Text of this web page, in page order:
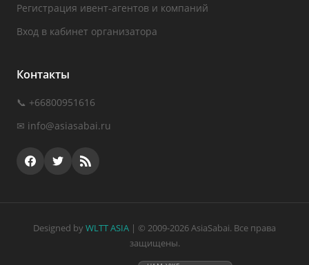
Регистрация ивент-агентов и компаний
Вход в кабинет организатора
Контакты
📞 +66800951616
✉ info@asiasabai.ru
Designed by WLTT ASIA | © 2009-2026 AsiaSabai. Все права
защищены.